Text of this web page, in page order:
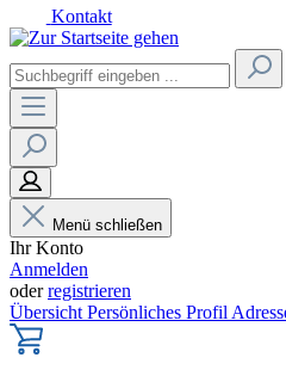
Kontakt
Menü schließen
Ihr Konto
Anmelden
oderregistrieren
Übersicht Persönliches Profil